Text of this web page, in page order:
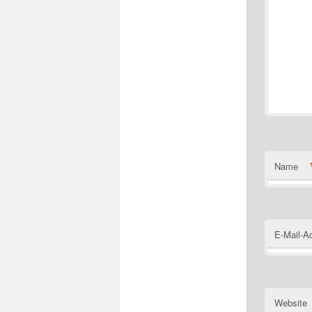
Name
E-Mail-
Website